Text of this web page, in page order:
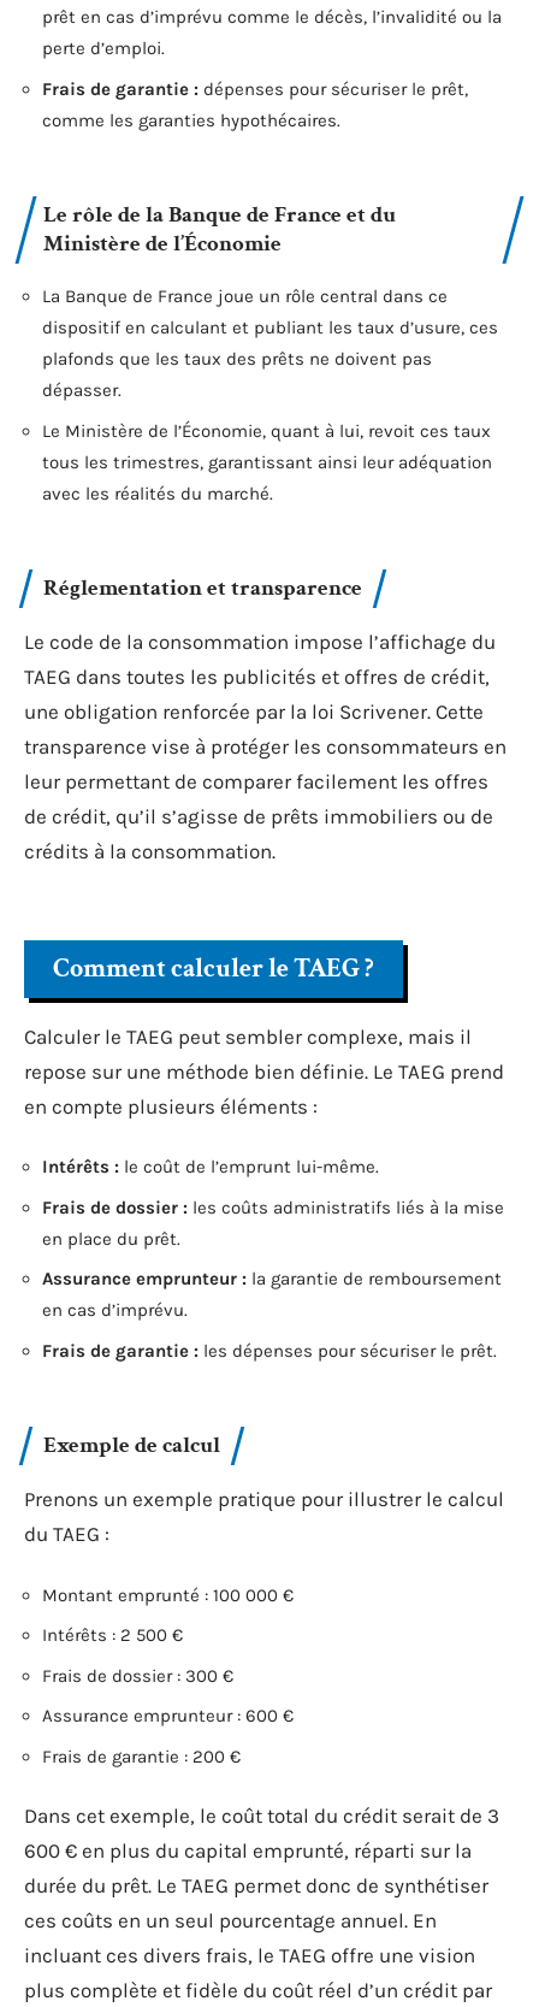
prêt en cas d’imprévu comme le décès, l’invalidité ou la
perte d’emploi.
Frais de garantie : dépenses pour sécuriser le prêt,
comme les garanties hypothécaires.
Le rôle de la Banque de France et du
Ministère de l’Économie
La Banque de France joue un rôle central dans ce
dispositif en calculant et publiant les taux d’usure, ces
plafonds que les taux des prêts ne doivent pas
dépasser.
Le Ministère de l’Économie, quant à lui, revoit ces taux
tous les trimestres, garantissant ainsi leur adéquation
avec les réalités du marché.
Réglementation et transparence
Le code de la consommation impose l’affichage du
TAEG dans toutes les publicités et offres de crédit,
une obligation renforcée par la loi Scrivener. Cette
transparence vise à protéger les consommateurs en
leur permettant de comparer facilement les offres
de crédit, qu’il s’agisse de prêts immobiliers ou de
crédits à la consommation.
Comment calculer le TAEG ?
Calculer le TAEG peut sembler complexe, mais il
repose sur une méthode bien définie. Le TAEG prend
en compte plusieurs éléments :
Intérêts : le coût de l’emprunt lui-même.
Frais de dossier : les coûts administratifs liés à la mise
en place du prêt.
Assurance emprunteur : la garantie de remboursement
en cas d’imprévu.
Frais de garantie : les dépenses pour sécuriser le prêt.
Exemple de calcul
Prenons un exemple pratique pour illustrer le calcul
du TAEG :
Montant emprunté : 100 000 €
Intérêts : 2 500 €
Frais de dossier : 300 €
Assurance emprunteur : 600 €
Frais de garantie : 200 €
Dans cet exemple, le coût total du crédit serait de 3
600 € en plus du capital emprunté, réparti sur la
durée du prêt. Le TAEG permet donc de synthétiser
ces coûts en un seul pourcentage annuel. En
incluant ces divers frais, le TAEG offre une vision
plus complète et fidèle du coût réel d’un crédit par